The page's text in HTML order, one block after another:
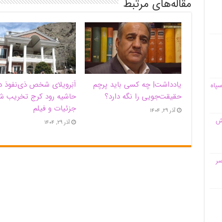
مقاله‌های مرتبط
یادداشت| ‌چه کسی باید پرچم
حقیقت‌جویی را نگه دارد؟
آذر ۲۹, ۱۴۰۴
اَبَر‌ویلای شخص ذی‌نفوذ
حاشیه‌ رود کرج تخریب
جزئیات و فیلم
آذر ۲۹, ۱۴۰۴